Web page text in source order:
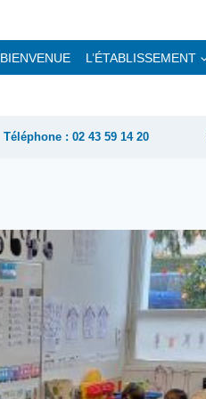
BIENVENUE L’ÉTABLISSEMENT
Téléphone : 02 43 59 14 20